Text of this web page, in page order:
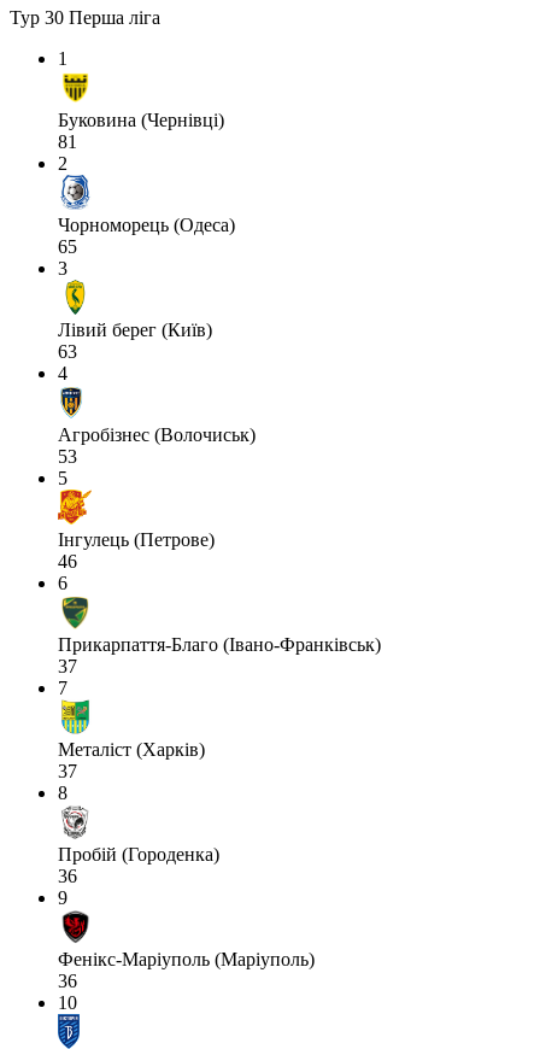
Тур 30 Перша ліга
1
Буковина (Чернівці)
81
2
Чорноморець (Одеса)
65
3
Лівий берег (Київ)
63
4
Агробізнес (Волочиськ)
53
5
Інгулець (Петрове)
46
6
Прикарпаття-Благо (Івано-Франківськ)
37
7
Металіст (Харків)
37
8
Пробій (Городенка)
36
9
Фенікс-Маріуполь (Маріуполь)
36
10